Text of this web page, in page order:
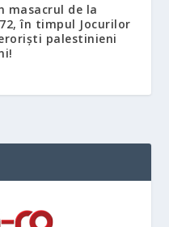
masacrul de la
în timpul Jocurilor
palestinieni